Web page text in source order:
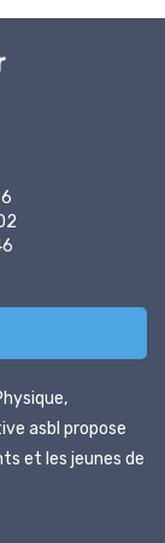
asbl propose
et les jeunes de